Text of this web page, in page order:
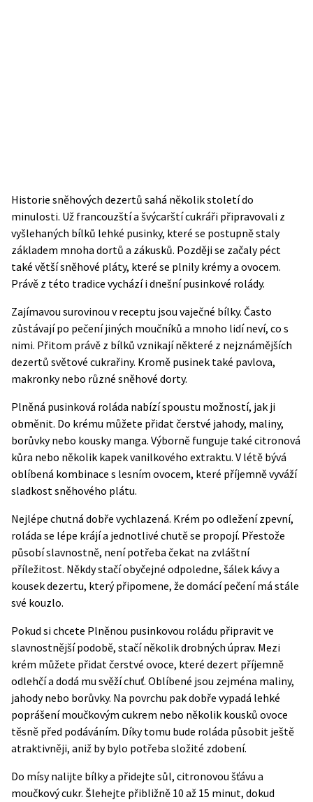
Historie sněhových dezertů sahá několik století do
minulosti. Už francouzští a švýcarští cukráři připravovali z
vyšlehaných bílků lehké pusinky, které se postupně staly
základem mnoha dortů a zákusků. Později se začaly péct
také větší sněhové pláty, které se plnily krémy a ovocem.
Právě z této tradice vychází i dnešní pusinkové rolády.
Zajímavou surovinou v receptu jsou vaječné bílky. Často
zůstávají po pečení jiných moučníků a mnoho lidí neví, co s
nimi. Přitom právě z bílků vznikají některé z nejznámějších
dezertů světové cukrařiny. Kromě pusinek také pavlova,
makronky nebo různé sněhové dorty.
Plněná pusinková roláda nabízí spoustu možností, jak ji
obměnit. Do krému můžete přidat čerstvé jahody, maliny,
borůvky nebo kousky manga. Výborně funguje také citronová
kůra nebo několik kapek vanilkového extraktu. V létě bývá
oblíbená kombinace s lesním ovocem, které příjemně vyváží
sladkost sněhového plátu.
Nejlépe chutná dobře vychlazená. Krém po odležení zpevní,
roláda se lépe krájí a jednotlivé chutě se propojí. Přestože
působí slavnostně, není potřeba čekat na zvláštní
příležitost. Někdy stačí obyčejné odpoledne, šálek kávy a
kousek dezertu, který připomene, že domácí pečení má stále
své kouzlo.
Pokud si chcete Plněnou pusinkovou roládu připravit ve
slavnostnější podobě, stačí několik drobných úprav. Mezi
krém můžete přidat čerstvé ovoce, které dezert příjemně
odlehčí a dodá mu svěží chuť. Oblíbené jsou zejména maliny,
jahody nebo borůvky. Na povrchu pak dobře vypadá lehké
poprášení moučkovým cukrem nebo několik kousků ovoce
těsně před podáváním. Díky tomu bude roláda působit ještě
atraktivněji, aniž by bylo potřeba složité zdobení.
Do mísy nalijte bílky a přidejte sůl, citronovou šťávu a
moučkový cukr. Šlehejte přibližně 10 až 15 minut, dokud